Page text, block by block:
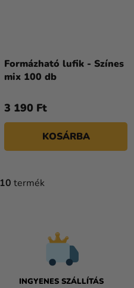
Formázható lufik - Színes
mix 100 db
3 190 Ft
KOSÁRBA
L
10 termék
INGYENES SZÁLLÍTÁS